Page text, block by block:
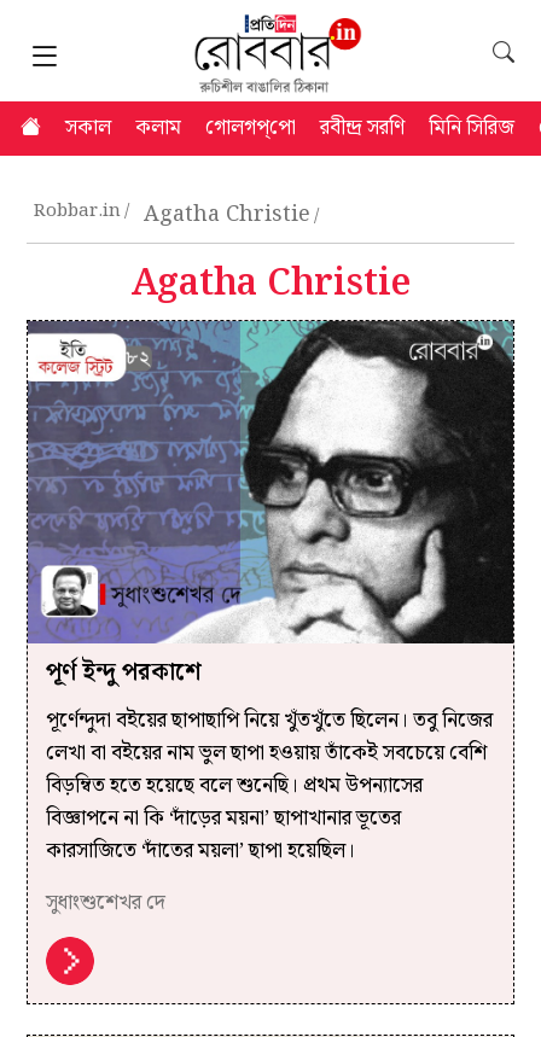
সকাল কলাম গোলগপ্‌পো রবীন্দ্র সরণি মিনি সিরিজ
Robbar.in Agatha Christie
Agatha Christie
পূর্ণ ইন্দু পরকাশে
পূর্ণেন্দুদা বইয়ের ছাপাছাপি নিয়ে খুঁতখুঁতে ছিলেন। তবু নিজের
লেখা বা বইয়ের নাম ভুল ছাপা হওয়ায় তাঁকেই সবচেয়ে বেশি
বিড়ম্বিত হতে হয়েছে বলে শুনেছি। প্রথম উপন্যাসের
বিজ্ঞাপনে না কি ‘দাঁড়ের ময়না’ ছাপাখানার ভূতের
কারসাজিতে ‘দাঁতের ময়লা’ ছাপা হয়েছিল।
সুধাংশুশেখর দে